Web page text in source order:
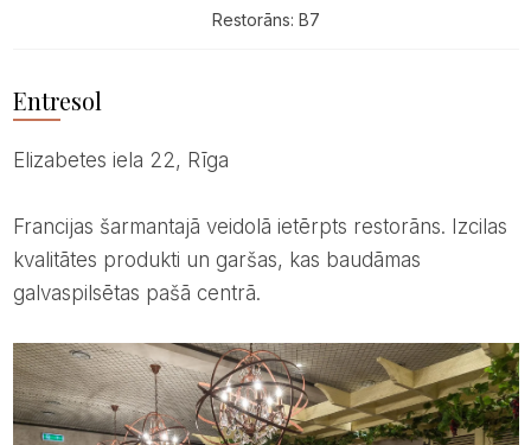
Restorāns: B7
Entresol
Elizabetes iela 22, Rīga
Francijas šarmantajā veidolā ietērpts restorāns. Izcilas
kvalitātes produkti un garšas, kas baudāmas
galvaspilsētas pašā centrā.